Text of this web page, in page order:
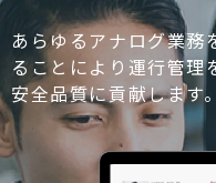
自動点呼
遠隔点呼
お役立ちサイト
あらゆるアナログ業務
ることにより運行管理
安全品質に貢献します。